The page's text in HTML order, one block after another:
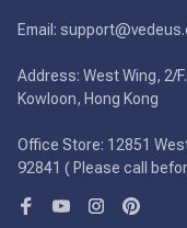
Email:
Address: West Wing, 2/
Kowloon, Hong Kong
Office Store: 12851
92841 ( Please call